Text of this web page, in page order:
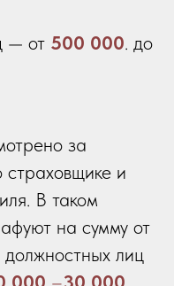
— от 500 000. до
за
страховщике и
В таком
на сумму от
лиц
000 –30 000